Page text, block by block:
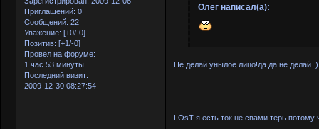
Приглашений: 0
Сообщений: 22
Уважение: [+0/-0]
Позитив: [+1/-0]
Провел на форуме:
1 час 53 минуты
Последний визит:
2009-12-30 08:27:54
Олег написал(а):
Не делай унылое лицо!да да не делай..)
LOsT я есть ток не свами терь